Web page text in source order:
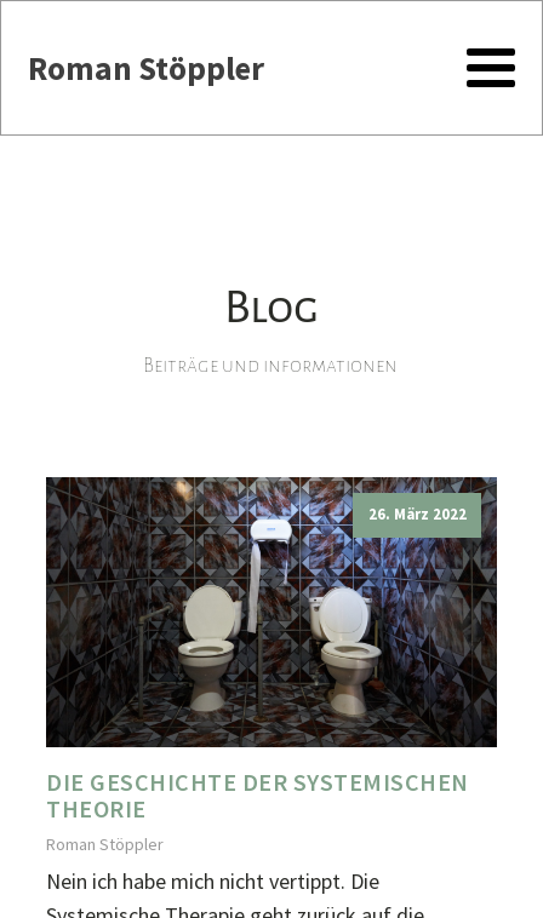
Roman Stöppler
Blog
Beiträge und informationen
26. März 2022
DIE GESCHICHTE DER SYSTEMISCHEN
THEORIE
Roman Stöppler
Nein ich habe mich nicht vertippt. Die